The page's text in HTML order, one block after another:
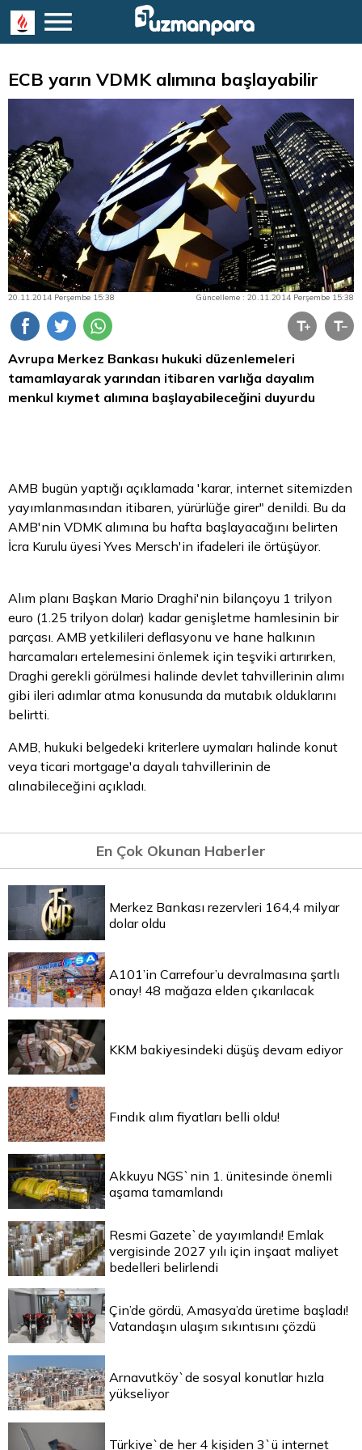
ECB yarın VDMK alımına başlayabilir
20.11.2014 Perşembe 15:38 Güncelleme : 20.11.2014 Perşembe 15:38
Avrupa Merkez Bankası hukuki düzenlemeleri
tamamlayarak yarından itibaren varlığa dayalım
menkul kıymet alımına başlayabileceğini duyurdu
AMB bugün yaptığı açıklamada 'karar, internet sitemizden
yayımlanmasından itibaren, yürürlüğe girer" denildi. Bu da
AMB'nin VDMK alımına bu hafta başlayacağını belirten
İcra Kurulu üyesi Yves Mersch'in ifadeleri ile örtüşüyor.
Alım planı Başkan Mario Draghi'nin bilançoyu 1 trilyon
euro (1.25 trilyon dolar) kadar genişletme hamlesinin bir
parçası. AMB yetkilileri deflasyonu ve hane halkının
harcamaları ertelemesini önlemek için teşviki artırırken,
Draghi gerekli görülmesi halinde devlet tahvillerinin alımı
gibi ileri adımlar atma konusunda da mutabık olduklarını
belirtti.
AMB, hukuki belgedeki kriterlere uymaları halinde konut
veya ticari mortgage'a dayalı tahvillerinin de
alınabileceğini açıkladı.
En Çok Okunan Haberler
Merkez Bankası rezervleri 164,4 milyar
dolar oldu
A101’in Carrefour’u devralmasına şartlı
onay! 48 mağaza elden çıkarılacak
KKM bakiyesindeki düşüş devam ediyor
Fındık alım fiyatları belli oldu!
Akkuyu NGS`nin 1. ünitesinde önemli
aşama tamamlandı
Resmi Gazete`de yayımlandı! Emlak
vergisinde 2027 yılı için inşaat maliyet
bedelleri belirlendi
Çin’de gördü, Amasya’da üretime başladı!
Vatandaşın ulaşım sıkıntısını çözdü
Arnavutköy`de sosyal konutlar hızla
yükseliyor
Türkiye`de her 4 kişiden 3`ü internet